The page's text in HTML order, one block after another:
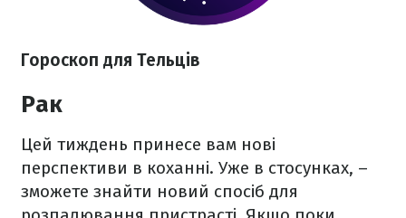
Гороскоп для Тельців
Рак
Цей тиждень принесе вам нові
перспективи в коханні. Уже в стосунках, –
зможете знайти новий спосіб для